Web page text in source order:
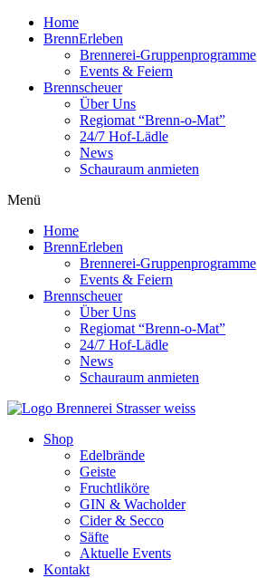
Home
BrennErleben
Brennerei-Gruppenprogramme
Events & Feiern
Brennscheuer
Über Uns
Regiomat “Brenn-o-Mat”
24/7 Hof-Lädle
News
Schauraum anmieten
Menü
Home
BrennErleben
Brennerei-Gruppenprogramme
Events & Feiern
Brennscheuer
Über Uns
Regiomat “Brenn-o-Mat”
24/7 Hof-Lädle
News
Schauraum anmieten
Shop
Edelbrände
Geiste
Fruchtliköre
GIN & Wacholder
Cider & Secco
Säfte
Aktuelle Events
Kontakt